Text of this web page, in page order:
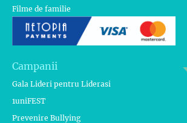
Filme de familie
Campanii
Gala Lideri pentru Liderasi
1uniFEST
Prevenire Bullying